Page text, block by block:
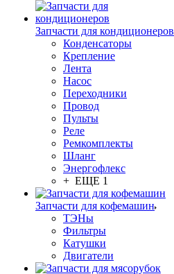
Запчасти для кондиционеров
Конденсаторы
Крепление
Лента
Насос
Переходники
Провод
Пульты
Реле
Ремкомплекты
Шланг
Энергофлекс
+ ЕЩЕ 1
Запчасти для кофемашин
ТЭНы
Фильтры
Катушки
Двигатели